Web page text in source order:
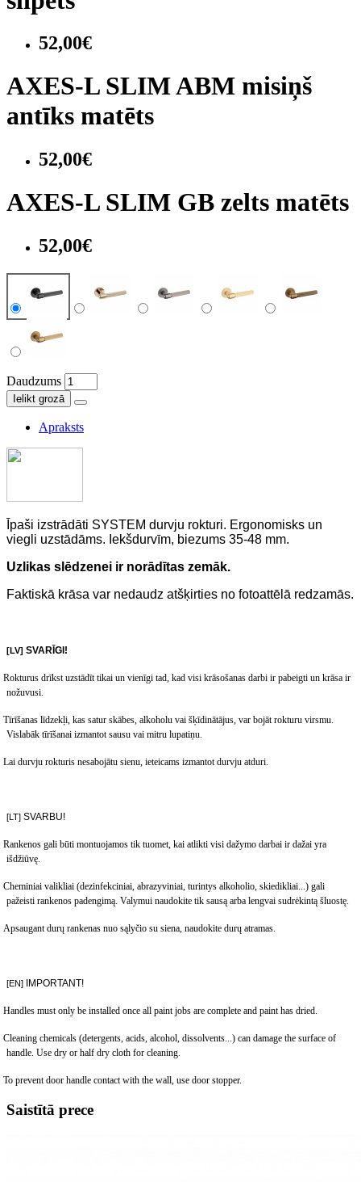
52,00€
AXES-L SLIM ABM misiņš
antīks matēts
52,00€
AXES-L SLIM GB zelts matēts
52,00€
Daudzums
Ielikt grozā
Apraksts
Īpaši izstrādāti SYSTEM durvju rokturi. Ergonomisks un
viegli uzstādāms. Iekšdurvīm, biezums 35-48 mm.
Uzlikas slēdzenei ir norādītas zemāk.
Faktiskā krāsa var nedaudz atšķirties no fotoattēlā redzamās.
[LV] SVARĪGI!
Rokturus drīkst uzstādīt tikai un vienīgi tad, kad visi krāsošanas darbi ir pabeigti un krāsa ir
nožuvusi
Tīrīšanas līdzekļi, kas satur skābes, alkoholu vai šķīdinātājus, var bojāt rokturu virsmu.
Vislabāk tīrīšanai izmantot sausu vai mitru lupatiņu.
Lai durvju rokturis nesabojātu sienu, ieteicams izmantot durvju atduri.
[LT] SVARBU!
Rankenos gali būti montuojamos tik tuomet, kai atlikti visi dažymo darbai ir dažai yra
išdžiūvę.
Cheminiai valikliai (dezinfekciniai, abrazyviniai, turintys alkoholio, skiedikliai...) gali
pažeisti rankenos padengimą. Valymui naudokite tik sausą arba lengvai sudrėkintą šluostę.
Apsaugant durų rankenas nuo sąlyčio su siena, naudokite durų atramas.
[EN] IMPORTANT!
Handles must only be installed once all paint jobs are complete and paint has dried.
Cleaning chemicals (detergents, acids, alcohol, dissolvents...) can damage the surface of
handle. Use dry or half dry cloth for cleaning.
To prevent door handle contact with the wall, use door stopper.
Saistītā prece